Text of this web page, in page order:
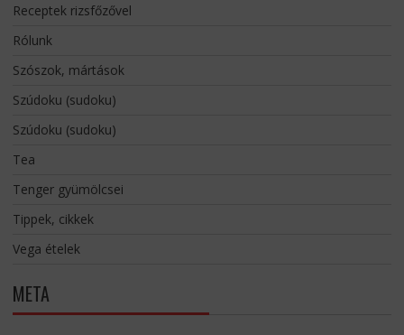
Receptek rizsfőzővel
Rólunk
Szószok, mártások
Szúdoku (sudoku)
Szúdoku (sudoku)
Tea
Tenger gyümölcsei
Tippek, cikkek
Vega ételek
META